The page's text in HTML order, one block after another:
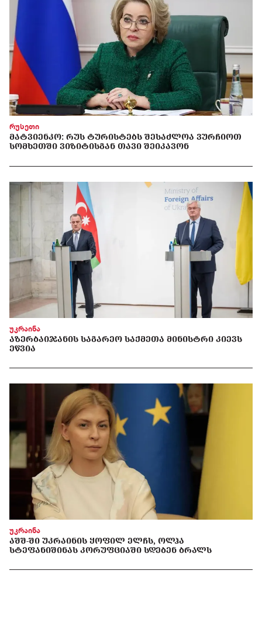
რუსეთი
ᲛᲐᲢᲕᲘᲔᲜᲙᲝ: ᲠᲣᲡ ᲢᲣᲠᲘᲡᲢᲔᲑᲡ ᲨᲔᲡᲐᲫᲚᲝᲐ ᲕᲣᲠᲩᲘᲝᲗ
ᲡᲝᲛᲮᲔᲗᲨᲘ ᲕᲘᲖᲘᲢᲘᲡᲒᲐᲜ ᲗᲐᲕᲘ ᲨᲔᲘᲙᲐᲕᲝᲜ
უკრაინა
ᲐᲖᲔᲠᲑᲐᲘᲯᲐᲜᲘᲡ ᲡᲐᲒᲐᲠᲔᲝ ᲡᲐᲥᲛᲔᲗᲐ ᲛᲘᲜᲘᲡᲢᲠᲘ ᲙᲘᲔᲕᲡ
ᲔᲬᲕᲘᲐ
უკრაინა
ᲐᲨᲨ-ᲨᲘ ᲣᲙᲠᲐᲘᲜᲘᲡ ᲧᲝᲤᲘᲚ ᲔᲚᲩᲡ, ᲝᲚᲰᲐ
ᲡᲢᲔᲤᲐᲜᲘᲨᲘᲜᲐᲡ ᲙᲝᲠᲣᲤᲪᲘᲐᲨᲘ ᲡᲓᲔᲑᲔᲜ ᲑᲠᲐᲚᲡ